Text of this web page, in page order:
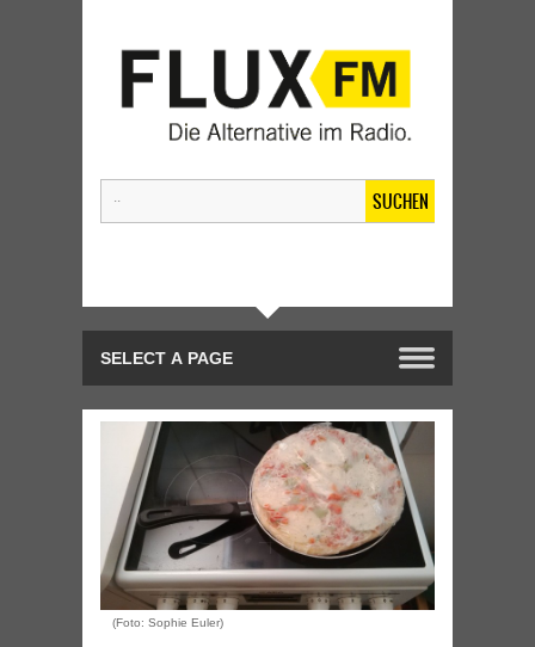
SUCHEN
(Foto: Sophie Euler)